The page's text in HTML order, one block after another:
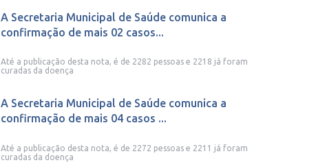
A Secretaria Municipal de Saúde comunica a
confirmação de mais 02 casos...
Até a publicação desta nota, é de 2282 pessoas e 2218 já foram
curadas da doença
A Secretaria Municipal de Saúde comunica a
confirmação de mais 04 casos ...
Até a publicação desta nota, é de 2272 pessoas e 2211 já foram
curadas da doença